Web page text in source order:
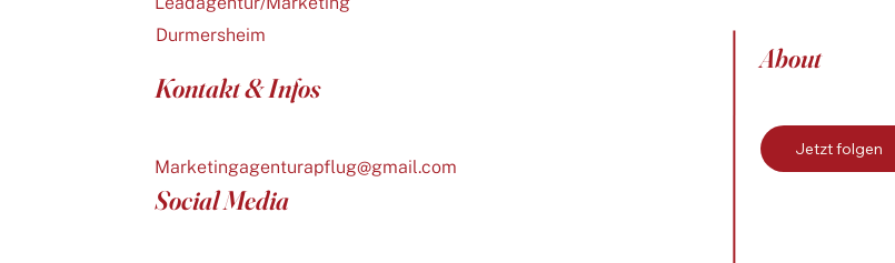
Durmersheim
Kontakt & Infos
Marketingagenturapflug@gmail.com
Social Media
About
Jetzt folgen